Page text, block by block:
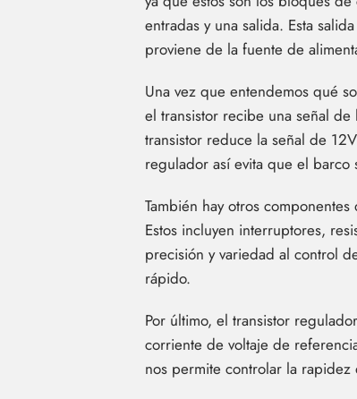
entradas y una salida. Esta
proviene de la fuente de
Una vez que entendemos qué
el transistor recibe una señal
transistor reduce la señal de
regulador así evita que el barco
También hay otros
Estos incluyen interruptores,
precisión y variedad al control
rápido.
Por último, el transistor
corriente de voltaje de
nos permite controlar la